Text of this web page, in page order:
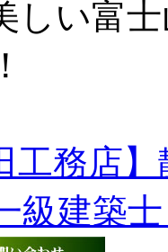
しい富
工務店
級建築